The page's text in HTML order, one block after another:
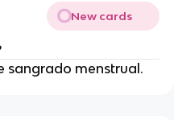
New cards
sangrado menstrual.